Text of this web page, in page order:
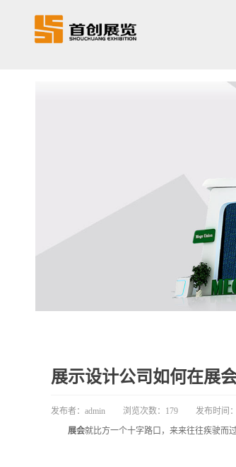
展示设计公司如何在展
发布者： admin 浏览次数： 179
发布时间：
展会就比方一个十字路口，来来往往疾驶而